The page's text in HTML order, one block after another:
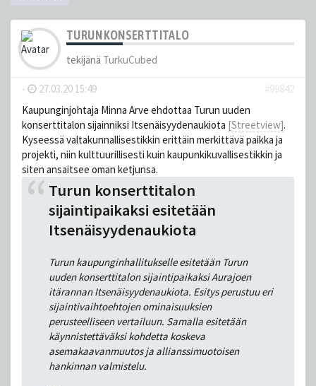
TURUN KONSERTTITALO
tekijänä TurkuCubed
- 27.03.20 15:49
#99842
Kaupunginjohtaja Minna Arve ehdottaa Turun uuden
konserttitalon sijainniksi Itsenäisyydenaukiota [Streetview].
Kyseessä valtakunnallisestikkin erittäin merkittävä paikka ja
projekti, niin kulttuurillisesti kuin kaupunkikuvallisestikkin ja
siten ansaitsee oman ketjunsa.
Turun konserttitalon
sijaintipaikaksi esitetään
Itsenäisyydenaukiota
Turun kaupunginhallitukselle esitetään Turun
uuden konserttitalon sijaintipaikaksi Aurajoen
itärannan Itsenäisyydenaukiota. Esitys perustuu eri
sijaintivaihtoehtojen ominaisuuksien
perusteelliseen vertailuun. Samalla esitetään
käynnistettäväksi kohdetta koskeva
asemakaavanmuutos ja allianssimuotoisen
hankinnan valmistelu.